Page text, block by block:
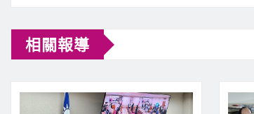
相關報導